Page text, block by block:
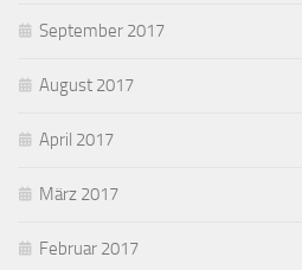
September 2017
August 2017
April 2017
März 2017
Februar 2017